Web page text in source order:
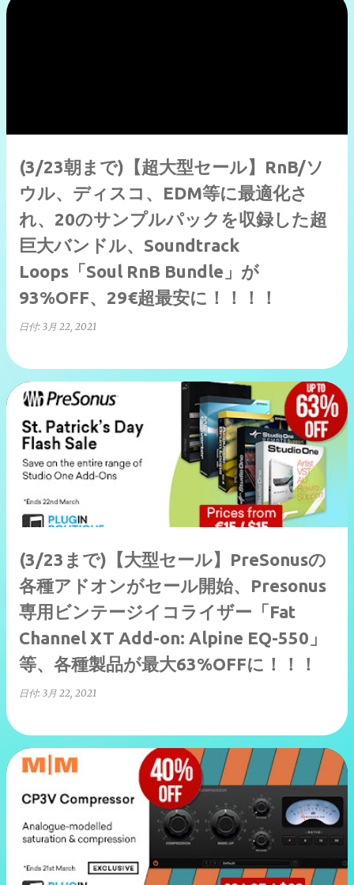
(3/23朝まで)【超大型セール】RnB/ソ
ウル、ディスコ、EDM等に最適化さ
れ、20のサンプルパックを収録した超
巨大バンドル、Soundtrack
Loops「Soul RnB Bundle」が
93%OFF、29€超最安に！！！！
日付: 3月 22, 2021
(3/23まで)【大型セール】PreSonusの
各種アドオンがセール開始、Presonus
専用ビンテージイコライザー「Fat
Channel XT Add-on: Alpine EQ-550」
等、各種製品が最大63%OFFに！！！
日付: 3月 22, 2021